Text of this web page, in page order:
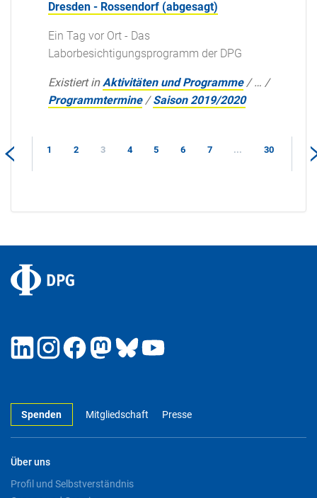
Dresden - Rossendorf (abgesagt)
Ein Tag vor Ort - Das
Laborbesichtigungsprogramm der DPG
Existiert in Aktivitäten und Programme /… /
Programmtermine /Saison 2019/2020
1 2 3 4 5 6 7 ... 30
Spenden Mitgliedschaft Presse
Über uns
Profil und Selbstverständnis